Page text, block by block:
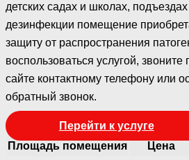
детских садах и школах,
дезинфекции помещение
защиту от распространения
воспользоваться услугой, звоните
сайте контактному телефону или
обратный звонок.
Перейти к услуге
Площадь помещения
Цена